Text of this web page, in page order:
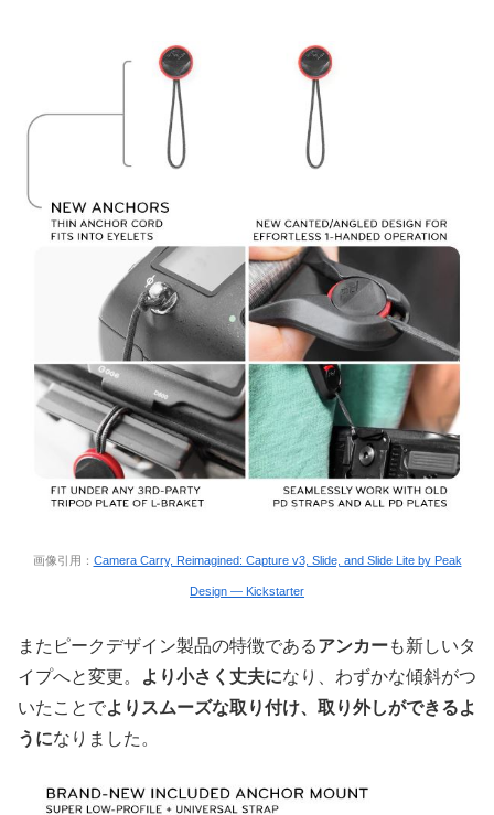
画像引用： Camera Carry, Reimagined: Capture v3, Slide, and Slide Lite by Peak
Design — Kickstarter
またピークデザイン製品の特徴であるアンカーも新しいタ
イプへと変更。
より小さく丈夫になり、わずかな傾斜がつ
いたことでよりスムーズな取り付け、取り外しができるよ
うになりました。